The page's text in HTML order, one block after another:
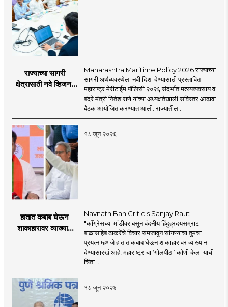
राज्याच्या सागरी
क्षेत्रासाठी नवे व्हिजन;
प्रस्ताव
Maharashtra Maritime Policy 2026 राज्याच्या
सागरी अर्थव्यवस्थेला नवी दिशा देण्यासाठी प्रस्तावित
महाराष्ट्र मेरीटाईम पॉलिसी २०२६ संदर्भात मत्स्यव्यवसाय व
बंदरे मंत्री नितेश राणे यांच्या अध्यक्षतेखाली सविस्तर आढावा
बैठक आयोजित करण्यात आली. राज्यातील ..
१८ जून २०२६
हातात कबाब घेऊन
शाकाहारावर व्याख्यान
Navnath Ban Criticis Sanjay Raut
"काँग्रेसच्या मांडीवर बसून वंदनीय हिंदुह्रदयसम्राट
बाळासाहेब ठाकरेंचे विचार समजावून सांगण्याचा तुमचा
प्रयत्न म्हणजे हातात कबाब घेऊन शाकाहारावर व्याख्यान
देण्यासारखं आहे! महाराष्ट्राचा ‘गोलपीठा’ कोणी केला याची
चिंता ..
१८ जून २०२६